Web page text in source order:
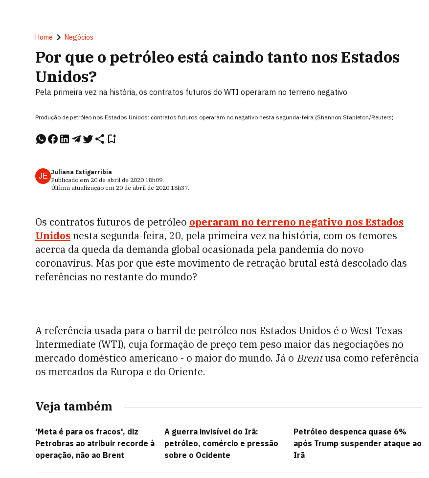
Home Negócios
Por que o petróleo está caindo tanto nos Estados
Unidos?
Pela primeira vez na história, os contratos futuros do WTI operaram no terreno negativo
Produção de petróleo nos Estados Unidos: contratos futuros operaram no negativo nesta segunda-feira (Shannon Stapleton/Reuters)
JE Juliana Estigarribia
Publicado em 20 de abril de 2020 18h09.
Última atualização em 20 de abril de 2020 18h37.
Os contratos futuros de petróleo operaram no terreno negativo nos Estados
Unidosnesta segunda-feira, 20, pela primeira vez na história, com os temores
acerca da queda da demanda global ocasionada pela pandemia do novo
coronavírus. Mas por que este movimento de retração brutal está descolado das
referências no restante do mundo?
A referência usada para o barril de petróleo nos Estados Unidos é o West Texas
Intermediate (WTI), cuja formação de preço tem peso maior das negociações no
mercado doméstico americano - o maior do mundo. Já o Brentusa como referência
os mercados da Europa e do Oriente.
Veja também
'Meta é para os fracos', diz
Petrobras ao atribuir recorde à
operação, não ao Brent
A guerra invisível do Irã:
petróleo, comércio e pressão
sobre o Ocidente
Petróleo despenca quase 6%
após Trump suspender ataque ao
Irã